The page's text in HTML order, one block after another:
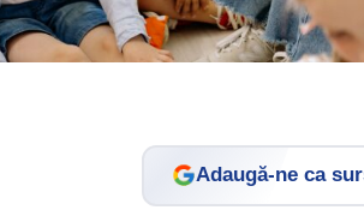
Adaugă-ne ca